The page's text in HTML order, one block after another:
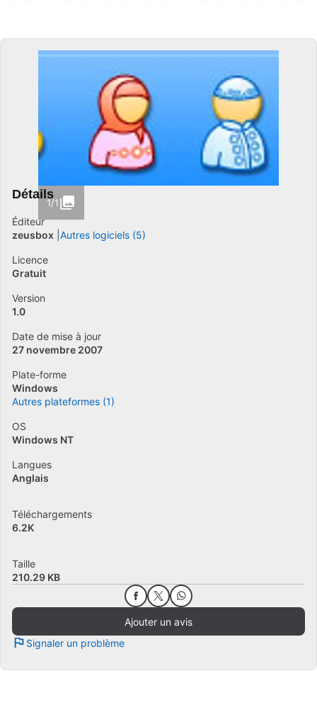
1/1
Détails
Éditeur
zeusbox Autres logiciels (5)
Licence
Gratuit
Version
1.0
Date de mise à jour
27 novembre 2007
Plate-forme
Windows
Autres plateformes (1)
OS
Windows NT
Langues
Anglais
Téléchargements
6.2K
Taille
210.29 KB
Ajouter un avis
Signaler un problème